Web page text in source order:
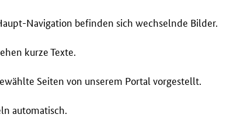
Navigation befinden sich wechselnde Bilder.
kurze Texte.
Seiten von unserem Portal vorgestellt.
automatisch.